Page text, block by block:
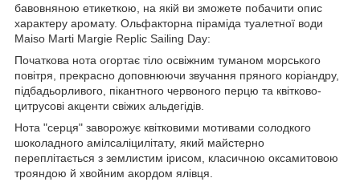
бавовняною етикеткою, на якій ви зможете побачити опис
характеру аромату. Ольфакторна піраміда туалетної води
Maiso Marti Margie Replic Sailing Day:
Початкова нота огортає тіло освіжним туманом морського
повітря, прекрасно доповнюючи звучання пряного коріандру,
підбадьорливого, пікантного червоного перцю та квітково-
цитрусові акценти свіжих альдегідів.
Нота "серця" заворожує квітковими мотивами солодкого
шоколадного амілсаліцилітату, який майстерно
переплітається з землистим ірисом, класичною оксамитовою
трояндою й хвойним акордом ялівця.